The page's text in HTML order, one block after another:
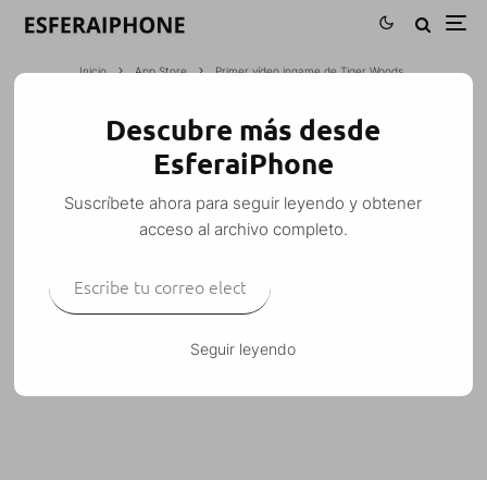
Inicio App Store Primer vídeo ingame de Tiger Woods
PRIMER VÍDEO INGAME DE TIGER
WOODS
M. Alejandro W. García Fuentes (Esfera) · App Store Juegos
24 marzo, 2009 · 1 Minuto de lectura
Descubre más desde
EsferaiPhone
Suscríbete ahora para seguir leyendo y obtener
acceso al archivo completo.
Seguir leyendo